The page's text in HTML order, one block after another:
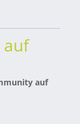
auf
auf